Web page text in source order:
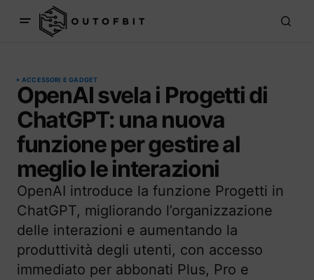
ACCESSORI E GADGET
OpenAI svela i Progetti di
ChatGPT: una nuova
funzione per gestire al
meglio le interazioni
OpenAI introduce la funzione Progetti in
ChatGPT, migliorando l’organizzazione
delle interazioni e aumentando la
produttività degli utenti, con accesso
immediato per abbonati Plus, Pro e